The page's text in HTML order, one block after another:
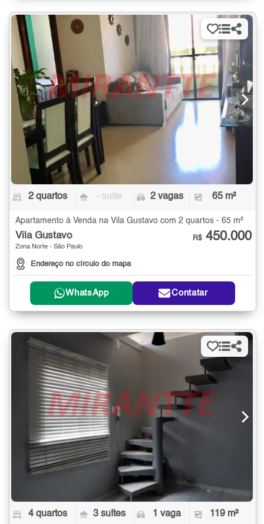
2 quartos - suíte 2 vagas 65 m²
Apartamento à Venda na Vila Gustavo com 2 quartos - 65 m²
Vila Gustavo
Zona Norte - São Paulo
Endereço no círculo do mapa
R$ 450.000
WhatsApp Contatar
4 quartos 3 suítes 1 vaga 119 m²